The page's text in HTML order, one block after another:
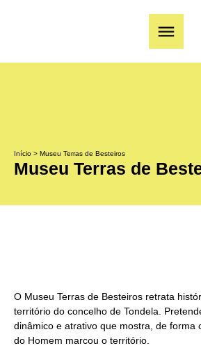
Início > Museu Terras de Besteiros
Museu Terras de
O Museu Terras de Besteiros retrata
território do concelho de Tondela.
dinâmico e atrativo que mostra, de forma
do Homem marcou o território.